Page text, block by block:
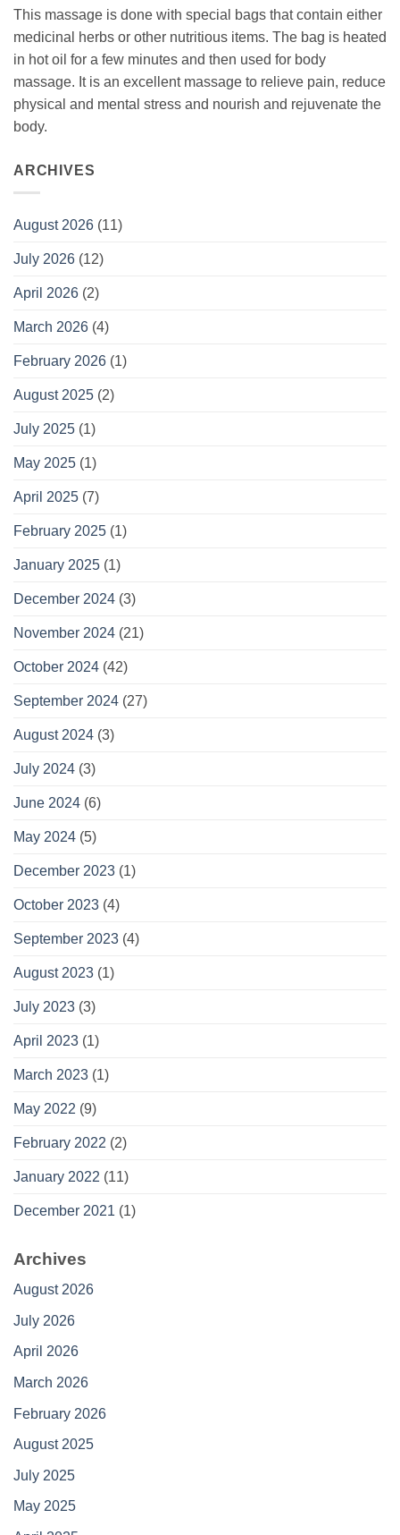
This massage is done with special bags that contain either
medicinal herbs or other nutritious items. The bag is heated
in hot oil for a few minutes and then used for body
massage. It is an excellent massage to relieve pain, reduce
physical and mental stress and nourish and rejuvenate the
body.
ARCHIVES
August 2026 (11)
July 2026 (12)
April 2026 (2)
March 2026 (4)
February 2026 (1)
August 2025 (2)
July 2025 (1)
May 2025 (1)
April 2025 (7)
February 2025 (1)
January 2025 (1)
December 2024 (3)
November 2024 (21)
October 2024 (42)
September 2024 (27)
August 2024 (3)
July 2024 (3)
June 2024 (6)
May 2024 (5)
December 2023 (1)
October 2023 (4)
September 2023 (4)
August 2023 (1)
July 2023 (3)
April 2023 (1)
March 2023 (1)
May 2022 (9)
February 2022 (2)
January 2022 (11)
December 2021 (1)
Archives
August 2026
July 2026
April 2026
March 2026
February 2026
August 2025
July 2025
May 2025